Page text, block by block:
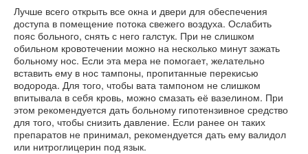
Лучше всего открыть все окна и двери для обеспечения
доступа в помещение потока свежего воздуха. Ослабить
пояс больного, снять с него галстук. При не слишком
обильном кровотечении можно на несколько минут зажать
больному нос. Если эта мера не помогает, желательно
вставить ему в нос тампоны, пропитанные перекисью
водорода. Для того, чтобы вата тампоном не слишком
впитывала в себя кровь, можно смазать её вазелином. При
этом рекомендуется дать больному гипотензивное средство
для того, чтобы снизить давление. Если ранее он таких
препаратов не принимал, рекомендуется дать ему валидол
или нитроглицерин под язык.